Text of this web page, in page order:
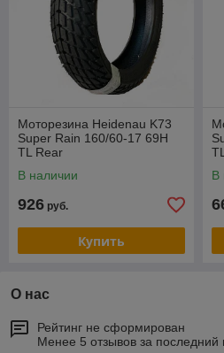
Моторезина Heidenau K73
Super Rain 160/60-17 69H
TL Rear
В наличии
926 руб.
Купить
В
О нас
Рейтинг не сформирован
Менее 5 отзывов за последний